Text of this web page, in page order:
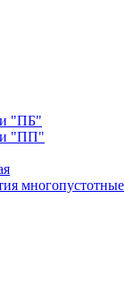
"ПБ"
"ПП"
многопустотные